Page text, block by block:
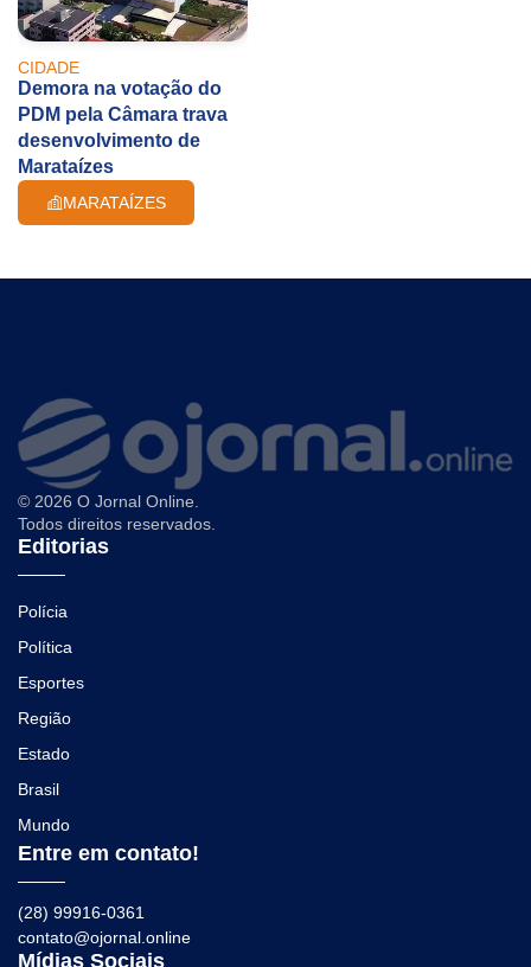
CIDADE
Demora na votação do
PDM pela Câmara trava
desenvolvimento de
Marataízes
MARATAÍZES
© 2026 O Jornal Online.
Todos direitos reservados.
Editorias
Polícia
Política
Esportes
Região
Estado
Brasil
Mundo
Entre em contato!
(28) 99916-0361
contato@ojornal.online
Mídias Sociais